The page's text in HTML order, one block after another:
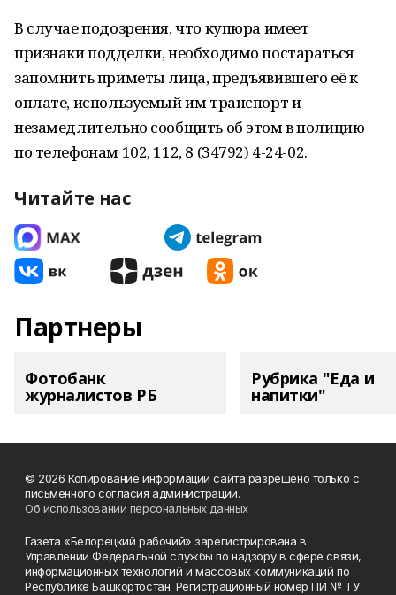
В случае подозрения, что купюра имеет
признаки подделки, необходимо постараться
запомнить приметы лица, предъявившего её к
оплате, используемый им транспорт и
незамедлительно сообщить об этом в полицию
по телефонам 102, 112, 8 (34792) 4-24-02.
Читайте нас
Партнеры
Фотобанк
журналистов РБ
Рубрика "Еда и
напитки"
© 2026 Копирование информации сайта разрешено только с
письменного согласия администрации.
Об использовании персональных данных
Газета «Белорецкий рабочий» зарегистрирована в
Управлении Федеральной службы по надзору в сфере связи,
информационных технологий и массовых коммуникаций по
Республике Башкортостан. Регистрационный номер ПИ № ТУ